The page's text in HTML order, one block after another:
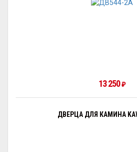
13 250₽
ДВЕРЦА ДЛЯ КАМИНА